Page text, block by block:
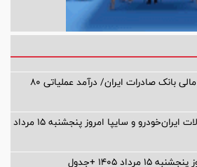
تغییر مثبت در عملکرد مالی بانک صادرات ایران/ درآمد عملیاتی 80
تغییر تند قیمت محصولات ایران‌خودرو و سایپا امروز پنجشنبه ۱۵ مرداد
۱۴۰۵ +جدول